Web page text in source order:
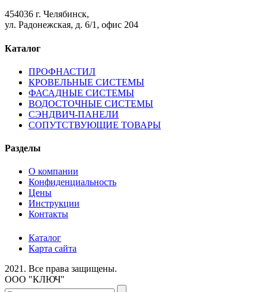
454036 г. Челябинск,
ул. Радонежская, д. 6/1, офис 204
Каталог
ПРОФНАСТИЛ
КРОВЕЛЬНЫЕ СИСТЕМЫ
ФАСАДНЫЕ СИСТЕМЫ
ВОДОСТОЧНЫЕ СИСТЕМЫ
СЭНДВИЧ-ПАНЕЛИ
СОПУТСТВУЮЩИЕ ТОВАРЫ
Разделы
О компании
Конфиденциальность
Цены
Инструкции
Контакты
Каталог
Карта сайта
2021. Все права защищены.
ООО "КЛЮЧ"